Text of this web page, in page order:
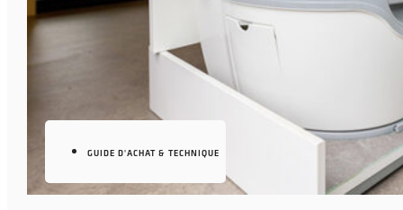
GUIDE D'ACHAT & TECHNIQUE